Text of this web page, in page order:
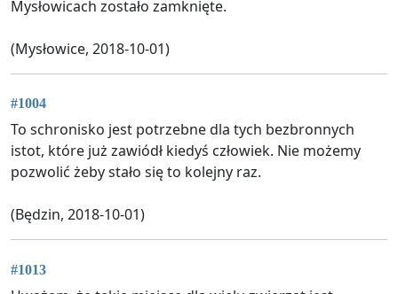
Mysłowicach zostało zamknięte.
(Mysłowice, 2018-10-01)
#1004
To schronisko jest potrzebne dla tych bezbronnych
istot, które już zawiódł kiedyś człowiek. Nie możemy
pozwolić żeby stało się to kolejny raz.
(Będzin, 2018-10-01)
#1013